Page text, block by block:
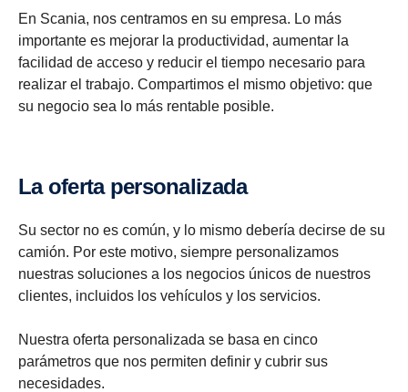
En Scania, nos centramos en su empresa. Lo más
importante es mejorar la productividad, aumentar la
facilidad de acceso y reducir el tiempo necesario para
realizar el trabajo. Compartimos el mismo objetivo: que
su negocio sea lo más rentable posible.
La oferta personalizada
Su sector no es común, y lo mismo debería decirse de su
camión. Por este motivo, siempre personalizamos
nuestras soluciones a los negocios únicos de nuestros
clientes, incluidos los vehículos y los servicios.
Nuestra oferta personalizada se basa en cinco
parámetros que nos permiten definir y cubrir sus
necesidades.